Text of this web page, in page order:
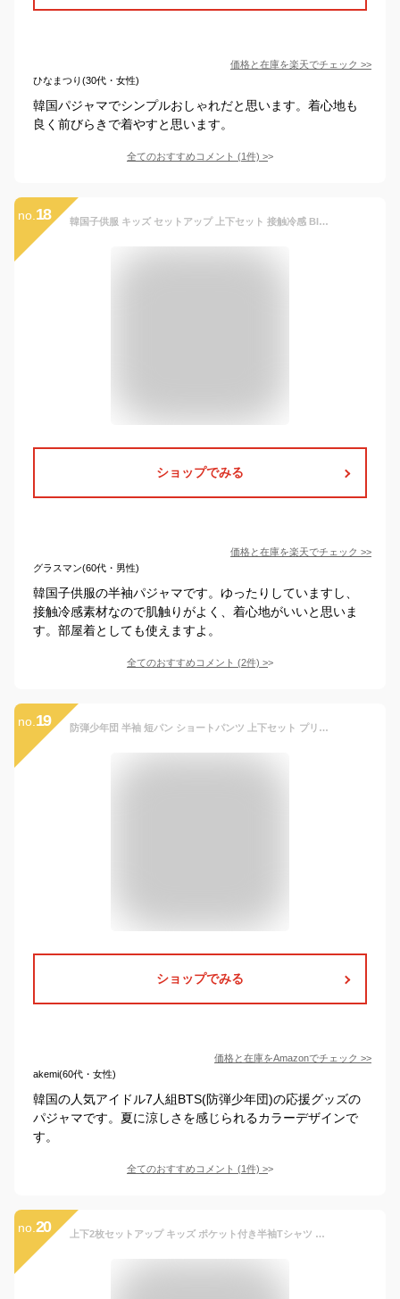
価格と在庫を楽天でチェック >>
ひなまつり(30代・女性)
韓国パジャマでシンプルおしゃれだと思います。着心地も
良く前びらきで着やすと思います。
全てのおすすめコメント (1件) >
no. 18 韓国子供服 キッズ セットアップ 上下セット 接触冷感 BIGサイズ ハーフパンツ 半袖Tシャツ オーバーサイズ ルーズ ゆったり 子供服 無地 男の子 女の子 小学生 ジュニア 半パン パジャマ スウェット 韓国 子供 服 おしゃれ こども服 110cm 120cm 130cm 140cm 150cm 160cm
ショップでみる
価格と在庫を楽天でチェック >>
グラスマン(60代・男性)
韓国子供服の半袖パジャマです。ゆったりしていますし、
接触冷感素材なので肌触りがよく、着心地がいいと思いま
す。部屋着としても使えますよ。
全てのおすすめコメント (2件) >
no. 19 防弾少年団 半袖 短パン ショートパンツ 上下セット プリント パジャマ ルームウェア 夏着 涼しい 半袖 薄手 前開き 部屋着 寝間着 家居服セット 襟付き 可愛い カップル レディース/メンズ アイドル応援服 韓国ファッション 人気 お祝いファンに ギフト(TATA-M)
ショップでみる
価格と在庫をAmazonでチェック >>
akemi(60代・女性)
韓国の人気アイドル7人組BTS(防弾少年団)の応援グッズの
パジャマです。夏に涼しさを感じられるカラーデザインで
す。
全てのおすすめコメント (1件) >
no. 20 上下2枚セットアップ キッズ ポケット付き半袖Tシャツ ハーフパンツ ショートパンツ 子供 2点セット ボーダー 迷 カモフラ おそろい パジャマ 男の子 夏 半ズボン 綿100% 110 120 130 140 150 160